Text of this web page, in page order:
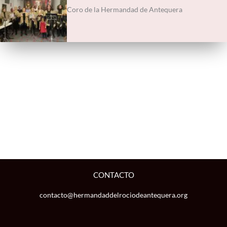
Coro de la Hermandad de Antequera
CONTACTO
contacto@hermandaddelrociodeantequera.org